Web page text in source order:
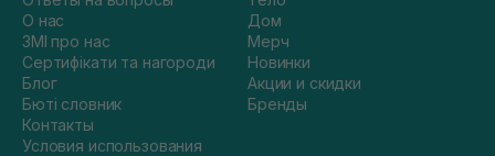
О нас
ЗМІ про нас
Сертифікати та нагороди
Блог
Бюті словник
Контакты
Условия использования
Дом
Мерч
Новинки
Акции и скидки
Бренды